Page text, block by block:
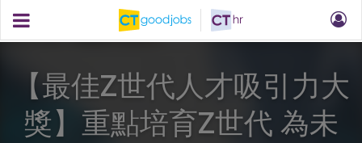
【最佳Z世代人才吸引力大
獎】重點培育Z世代 為未